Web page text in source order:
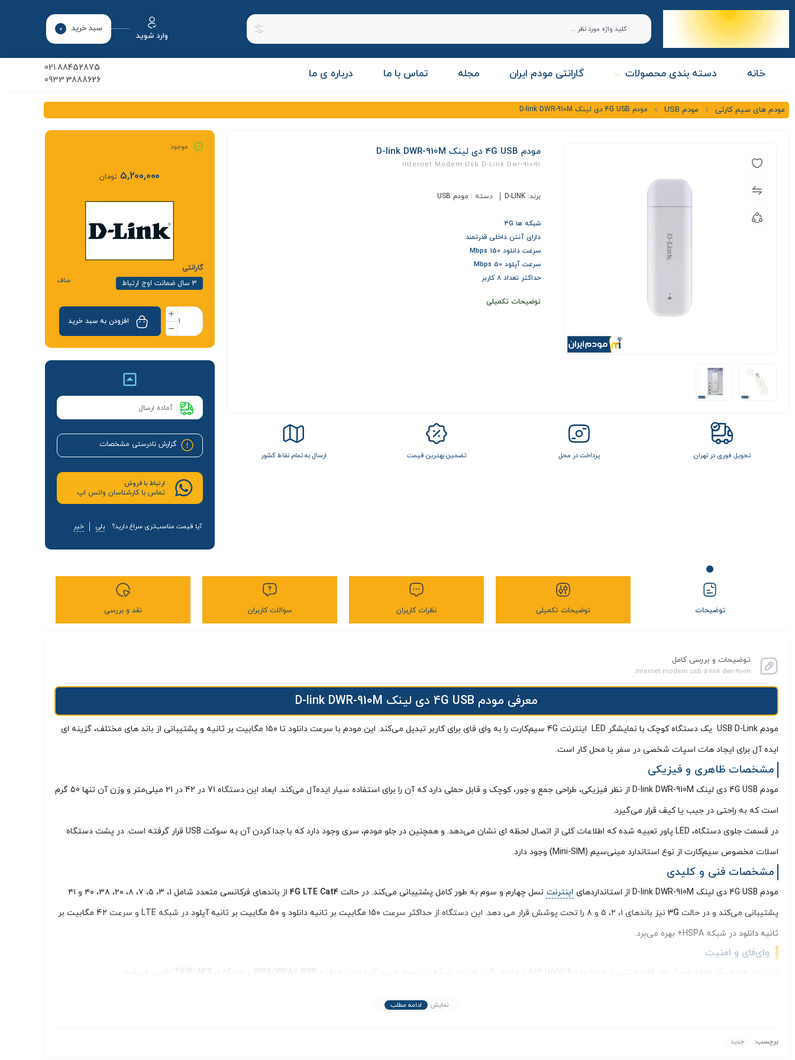
وارد شوید
سبد خرید 0
خانه دسته بندی محصولات گارانتی مودم ایران مجله تماس با ما درباره ی ما 88452875
021
3888626
0933
مودم های سیم کارتی مودم USB مودم 4G USB دی لینک D-link DWR-910M
مودم 4G USB دی لینک D-link DWR-910M
Internet Modem Usb D-Link Dwr-910m
برند: D-LINK دسته : مودم USB
شبکه ها 4G
دارای آنتن داخلی قدرتمند
سرعت دانلود 150 Mbps
سرعت آپلود 50 Mbps
حداکثر تعداد 8 کاربر
توضیحات تکمیلی
تحویل فوری در تهران پرداخت در محل تضمین بهترین قیمت ارسال به تمام نقاط کشور
موجود
5,200,000 تومان
گارانتی
3 سال ضمانت اوج ارتباط
صاف
افزودن به سبد خرید
آماده ارسال
گزارش نادرستی مشخصات
ارتباط با فروش
تماس با کارشناسان واتس اپ
آیا قیمت مناسب‌تری سراغ دارید؟ بلی خیر
توضیحات توضیحات تکمیلی نظرات کاربران سوالات کاربران نقد و بررسی
توضیحات و بررسی کامل
Internet modem usb d-link dwr-910m
معرفی مودم 4G USB دی لینک D-link DWR-910M
مودم USB D-Link یک دستگاه کوچک با نمایشگر LED اینترنت 4G سیم‌کارت را به وای‌ فای برای کاربر تبدیل می‌کند. این مودم با سرعت دانلود تا ۱۵۰ مگابیت‌ بر ثانیه و پشتیبانی از باند های مختلف، گزینه‌ ای
ایده‌ آل برای ایجاد هات‌ اسپات شخصی در سفر یا محل کار است.
مشخصات ظاهری و فیزیکی
مودم 4G USB دی لینک D-link DWR-910M از نظر فیزیکی، طراحی جمع‌ و جور، کوچک و قابل حملی دارد که آن را برای استفاده‌ سیار ایده‌آل می‌کند. ابعاد این دستگاه 71 در 42 در 21 میلی‌متر و وزن آن تنها 50 گرم
است که به راحتی در جیب یا کیف قرار می‌گیرد.
در قسمت جلوی دستگاه، LED پاور تعبیه شده که اطلاعات کلی از اتصال لحظه‌ ای نشان می‌دهد. و همچنین در جلو مودم، سری وجود دارد که با جدا کردن آن به سوکت USB قرار گرفته است. در پشت دستگاه
اسلات مخصوص سیم‌کارت از نوع استاندارد مینی‌سیم (Mini-SIM) وجود دارد.
مشخصات فنی و کلیدی
مودم 4G USB دی لینک D-link DWR-910M از استانداردهای اینترنت نسل چهارم و سوم به طور کامل پشتیبانی می‌کند. در حالت 4G LTE Cat4
از باندهای فرکانسی متعدد شامل ۱، ۳، ۵، ۷، ۸، ۲۰، ۳۸، ۴۰ و ۴۱
پشتیبانی می‌کند و در حالت 3G نیز باندهای ۱، ۲، ۵ و ۸ را تحت پوشش قرار می‌ دهد. این دستگاه از حداکثر سرعت ۱۵۰ مگابیت بر ثانیه دانلود و ۵۰ مگابیت بر ثانیه آپلود در شبکه LTE و سرعت
۴۲ مگابیت بر
ثانیه دانلود در شبکه HSPA+ بهره می‌برد.
وای‌فای و امنیت
این روتر همراه یک نقطه اتصال وای‌ فای مبتنی بر استاندارد 802.11n/g/b ایجاد می‌کند. امنیت شبکه بی‌ سیم با پروتکل‌های پیشرفته WPA/WPA2-PSK
TKIP/AES
LTE-FDD B1/B3/B7/B8/B20 LTE-TDD B38/B40/B41 UMTS / HSDPA / HSUPA / HSPA+ B1 / B8 GSM B3/B8
نمایش ادامه مطلب
برچسب: جدید